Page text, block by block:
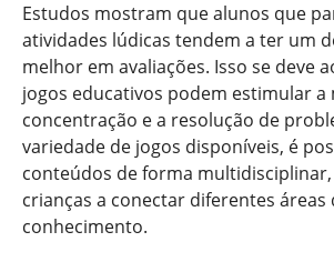
Estudos mostram que alunos que
atividades lúdicas tendem a ter um
melhor em avaliações. Isso se deve
jogos educativos podem estimular a
concentração e a resolução de
variedade de jogos disponíveis, é
conteúdos de forma
crianças a conectar diferentes áreas
conhecimento.